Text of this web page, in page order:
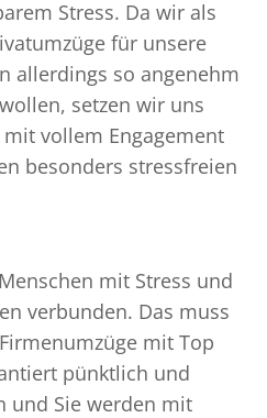
Stress. Da wir als
für unsere
allerdings so angenehm
setzen wir uns
vollem Engagement
besonders stressfreien
mit Stress und
verbunden. Das muss
mit Top
pünktlich und
und Sie werden mit